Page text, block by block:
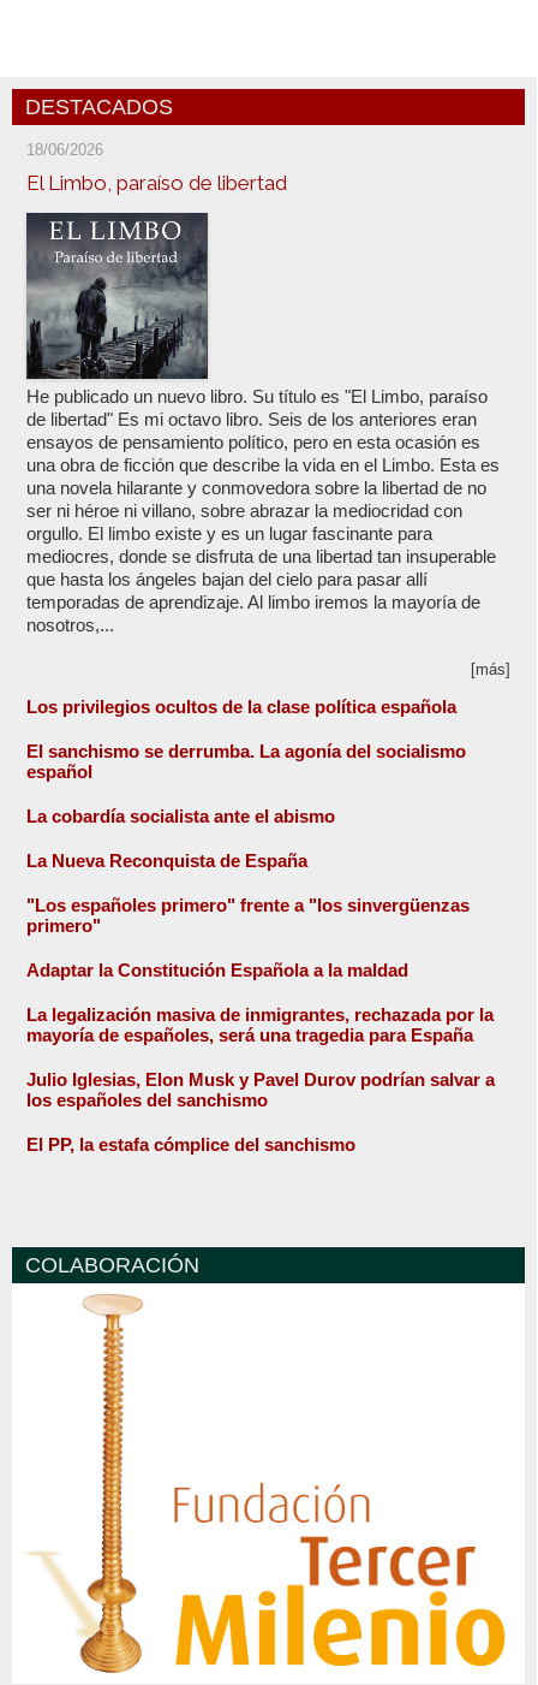
DESTACADOS
18/06/2026
El Limbo, paraíso de libertad
He publicado un nuevo libro. Su título es "El Limbo, paraíso
de libertad" Es mi octavo libro. Seis de los anteriores eran
ensayos de pensamiento político, pero en esta ocasión es
una obra de ficción que describe la vida en el Limbo. Esta es
una novela hilarante y conmovedora sobre la libertad de no
ser ni héroe ni villano, sobre abrazar la mediocridad con
orgullo. El limbo existe y es un lugar fascinante para
mediocres, donde se disfruta de una libertad tan insuperable
que hasta los ángeles bajan del cielo para pasar allí
temporadas de aprendizaje. Al limbo iremos la mayoría de
nosotros,...
[más]
Los privilegios ocultos de la clase política española
El sanchismo se derrumba. La agonía del socialismo
español
La cobardía socialista ante el abismo
La Nueva Reconquista de España
"Los españoles primero" frente a "los sinvergüenzas
primero"
Adaptar la Constitución Española a la maldad
La legalización masiva de inmigrantes, rechazada por la
mayoría de españoles, será una tragedia para España
Julio Iglesias, Elon Musk y Pavel Durov podrían salvar a
los españoles del sanchismo
El PP, la estafa cómplice del sanchismo
COLABORACIÓN